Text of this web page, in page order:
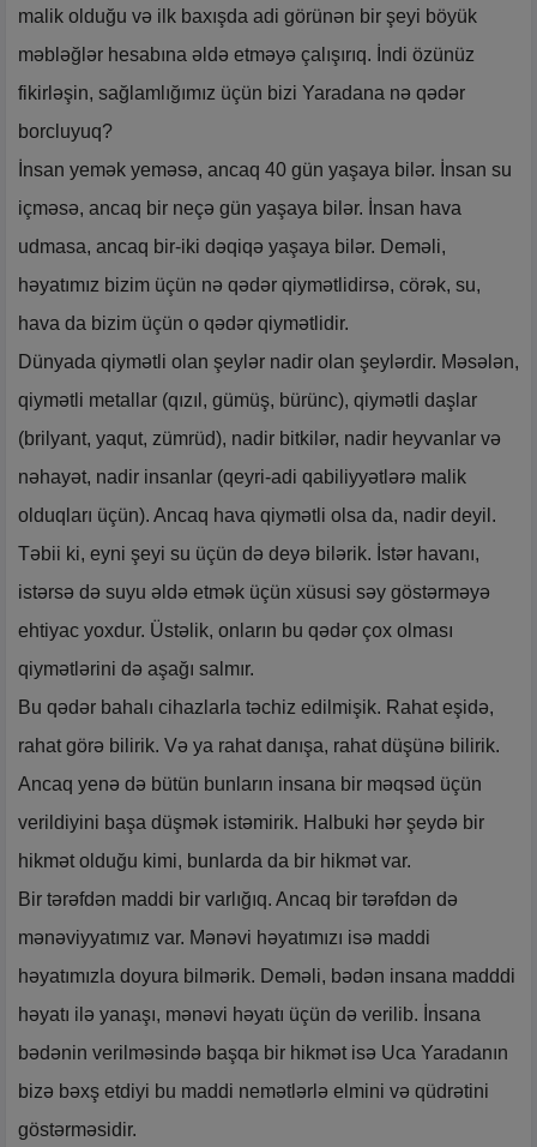
malik olduğu və ilk baxışda adi görünən bir şeyi böyük
məbləğlər hesabına əldə etməyə çalışırıq. İndi özünüz
fikirləşin, sağlamlığımız üçün bizi Yaradana nə qədər
borcluyuq?
İnsan yemək yeməsə, ancaq 40 gün yaşaya bilər. İnsan su
içməsə, ancaq bir neçə gün yaşaya bilər. İnsan hava
udmasa, ancaq bir-iki dəqiqə yaşaya bilər. Deməli,
həyatımız bizim üçün nə qədər qiymətlidirsə, cörək, su,
hava da bizim üçün o qədər qiymətlidir.
Dünyada qiymətli olan şeylər nadir olan şeylərdir. Məsələn,
qiymətli metallar (qızıl, gümüş, bürünc), qiymətli daşlar
(brilyant, yaqut, zümrüd), nadir bitkilər, nadir heyvanlar və
nəhayət, nadir insanlar (qeyri-adi qabiliyyətlərə malik
olduqları üçün). Ancaq hava qiymətli olsa da, nadir deyil.
Təbii ki, eyni şeyi su üçün də deyə bilərik. İstər havanı,
istərsə də suyu əldə etmək üçün xüsusi səy göstərməyə
ehtiyac yoxdur. Üstəlik, onların bu qədər çox olması
qiymətlərini də aşağı salmır.
Bu qədər bahalı cihazlarla təchiz edilmişik. Rahat eşidə,
rahat görə bilirik. Və ya rahat danışa, rahat düşünə bilirik.
Ancaq yenə də bütün bunların insana bir məqsəd üçün
verildiyini başa düşmək istəmirik. Halbuki hər şeydə bir
hikmət olduğu kimi, bunlarda da bir hikmət var.
Bir tərəfdən maddi bir varlığıq. Ancaq bir tərəfdən də
mənəviyyatımız var. Mənəvi həyatımızı isə maddi
həyatımızla doyura bilmərik. Deməli, bədən insana madddi
həyatı ilə yanaşı, mənəvi həyatı üçün də verilib. İnsana
bədənin verilməsində başqa bir hikmət isə Uca Yaradanın
bizə bəxş etdiyi bu maddi nemətlərlə elmini və qüdrətini
göstərməsidir.